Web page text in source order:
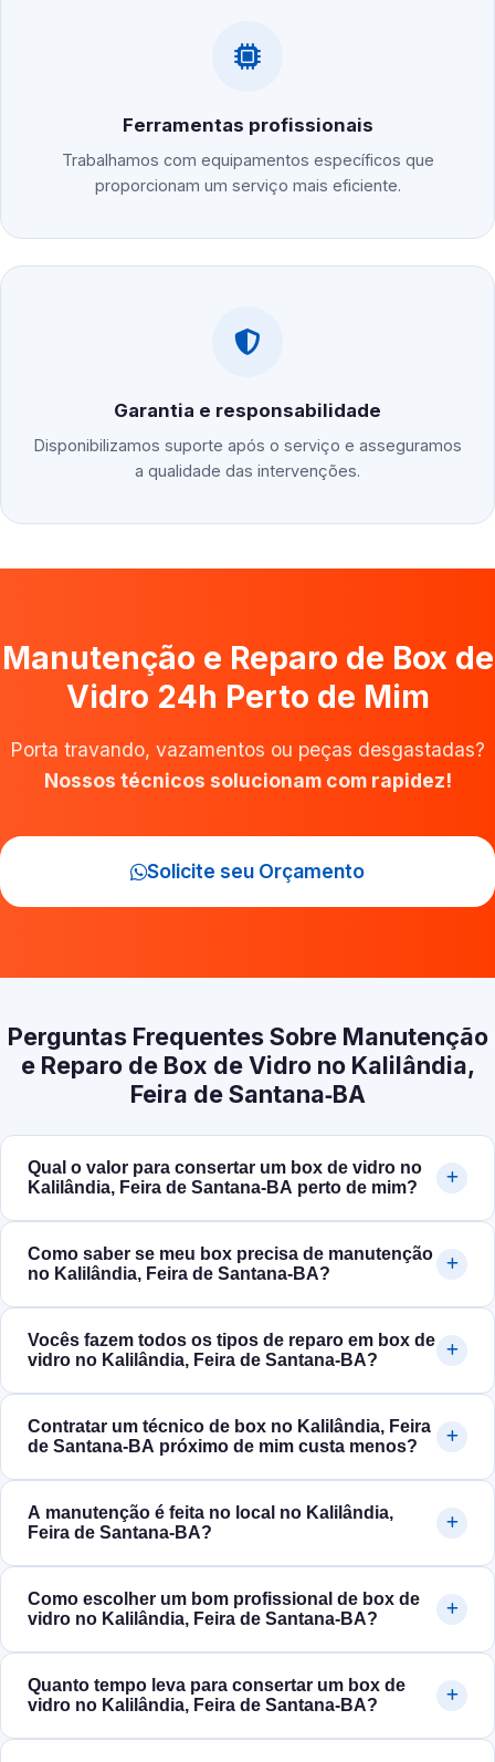
Ferramentas profissionais
Trabalhamos com equipamentos específicos que
proporcionam um serviço mais eficiente.
Garantia e responsabilidade
Disponibilizamos suporte após o serviço e asseguramos
a qualidade das intervenções.
Manutenção e Reparo de Box de
Vidro 24h Perto de Mim
Porta travando, vazamentos ou peças desgastadas?
Nossos técnicos solucionam com rapidez!
Solicite seu Orçamento
Perguntas Frequentes Sobre Manutenção
e Reparo de Box de Vidro no Kalilândia,
Feira de Santana‑BA
Qual o valor para consertar um box de vidro no
Kalilândia, Feira de Santana‑BA perto de mim?
Como saber se meu box precisa de manutenção
no Kalilândia, Feira de Santana‑BA?
Vocês fazem todos os tipos de reparo em box de
vidro no Kalilândia, Feira de Santana‑BA?
Contratar um técnico de box no Kalilândia, Feira
de Santana‑BA próximo de mim custa menos?
A manutenção é feita no local no Kalilândia,
Feira de Santana‑BA?
Como escolher um bom profissional de box de
vidro no Kalilândia, Feira de Santana‑BA?
Quanto tempo leva para consertar um box de
vidro no Kalilândia, Feira de Santana‑BA?